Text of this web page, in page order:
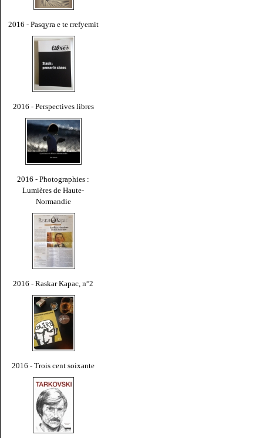
2016 - Pasqyra e te rrefyemit
2016 - Perspectives libres
2016 - Photographies :
Lumières de Haute-
Normandie
2016 - Raskar Kapac, n°2
2016 - Trois cent soixante